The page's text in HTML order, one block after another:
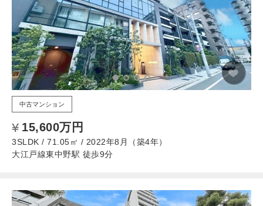
中古マンション
15,600万円
3SLDK / 71.05㎡ / 2022年8月（築4年）
大江戸線東中野駅 徒歩9分